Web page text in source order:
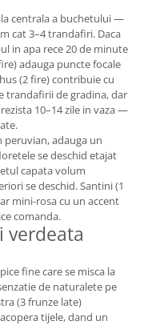
centrala a buchetului —
cat 3–4 trandafiri. Daca
in apa rece 20 de minute
adauga puncte focale
(2 fire) contribuie cu
trandafirii de gradina, dar
10–14 zile in vaza —
peruvian, adauga un
se deschid etajat
capata volum
se deschid. Santini (1
mini-rosa cu un accent
comanda.
verdeata
fine care se misca la
de naturalete pe
(3 frunze late)
tijele, dand un